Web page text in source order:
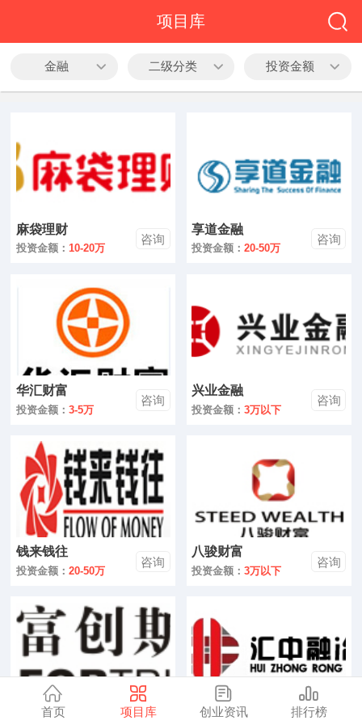
项目库
金融 二级分类 投资金额
麻袋理财
投资金额： 10-20万
咨询
享道金融
投资金额：20-50万
咨询
华汇财富
投资金额： 3-5万
咨询
兴业金融
投资金额：3万以下
咨询
钱来钱往
投资金额： 20-50万
咨询
八骏财富
投资金额：3万以下
咨询
富创斯特 汇中融冶
首页 项目库 创业资讯 排行榜
教育
休闲
服务
家居
零售
医药
美容
汽车
金融